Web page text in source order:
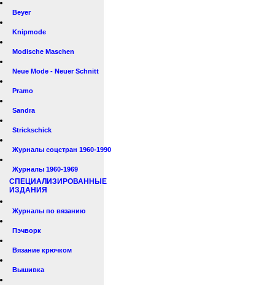
Beyer
Knipmode
Modische Maschen
Neue Mode - Neuer Schnitt
Pramo
Sandra
Strickschick
Журналы соцстран 1960-1990
Журналы 1960-1969
СПЕЦИАЛИЗИРОВАННЫЕ
ИЗДАНИЯ
Журналы по вязанию
Пэчворк
Вязание крючком
Вышивка